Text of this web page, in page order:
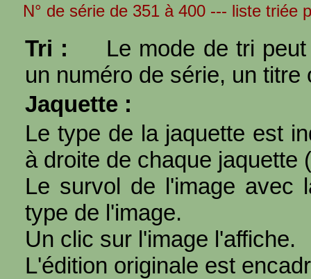
N° de série de 351 à 400 --- liste triée
Tri :
Le mode de tri
un numéro de série, un titre
Jaquette :
Le type de la jaquette est
à droite de chaque jaquette (
Le survol de l'image avec
type de l'image.
Un clic sur l'image l'affiche.
L'édition originale est